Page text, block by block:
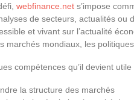
webfinance.net s’impose
de secteurs, actualités ou
et vivant sur l’actualité
marchés mondiaux, les
compétences qu’il devient
la structure des marchés